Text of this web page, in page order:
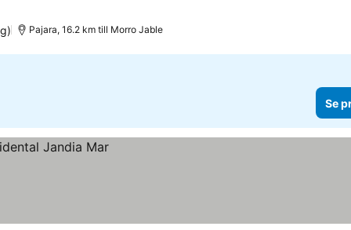
Pajara, 16.2 km till Morro Jable
Se